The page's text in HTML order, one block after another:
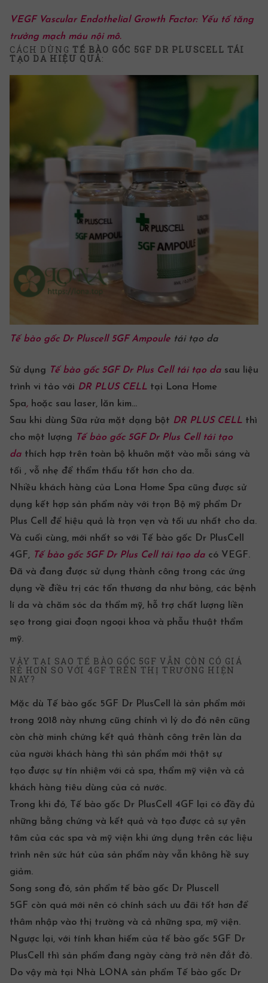
VEGF Vascular Endothelial Growth Factor: Yếu tố tăng
trưởng mạch máu nội mô.
CÁCH DÙNG TẾ BÀO GỐC 5GF DR PLUSCELLTÁI
TẠO DA HIỆU QUẢ:
Tế bào gốc Dr Pluscell 5GF Ampoule tái tạo da
Sử dụng Tế bào gốc 5GF Dr Plus Cell tái tạo da sau
liệu
trình vi tảo với DR PLUS CELL tại
Lona Home
Spa, hoặc sau laser, lăn kim…
Sau khi dùng Sữa rửa mặt dạng bột DR PLUS CELL thì
cho một lượng
Tế bào gốc 5GF Dr Plus Cell tái tạo
da thích hợp trên toàn bộ khuôn mặt vào mỗi sáng và
tối , vỗ nhẹ để thẩm thấu tốt hơn cho da.
Nhiều khách hàng của Lona Home Spa cũng được sử
dụng kết hợp sản phẩm này với trọn
Bộ mỹ phẩm Dr
Plus Cell để hiệu quả là trọn vẹn và tối ưu nhất cho da.
Và cuối cùng, mới nhất so với Tế bào gốc Dr PlusCell
4GF, Tế bào gốc 5GF Dr Plus Cell tái tạo da có VEGF.
Đã và đang được sử dụng thành công trong các ứng
dụng về điều trị các tổn thương da như bỏng, các bệnh
lí da và chăm sóc da thẩm mỹ, hỗ trợ chất lượng liền
sẹo trong giai đoạn ngoại khoa và phẫu thuật thẩm
mỹ.
VẬY TẠI SAO TẾ BÀO GỐC 5GF VẪN CÒN CÓ GIÁ
RẺ HƠN SO VỚI 4GF TRÊN THỊ TRƯỜNG HIỆN
NAY?
Mặc dù Tế bào gốc 5GF Dr PlusCell
là sản phẩm mới
trong 2018 này nhưng cũng chính vì lý do đó nên cũng
còn chờ minh chứng kết quả thành công trên làn da
của người khách hàng thì sản phẩm mới thật sự
tạo được sự tín nhiệm với cả spa, thẩm mỹ viện và cả
khách hàng tiêu dùng của cả nước.
Trong khi đó, Tế bào gốc Dr PlusCell 4GF lại có đầy đủ
những bằng chứng và kết quả và tạo được cả sự yên
tâm của các spa và mỹ viện khi ứng dụng trên các liệu
trình nên sức hút của sản phẩm này vẫn không hề suy
giảm.
Song song đó, sản phẩm tế bào gốc Dr Pluscell
5GF còn quá mới nên có chính sách ưu đãi tốt hơn để
thâm nhập vào thị trường và cả những spa, mỹ viện.
Ngược lại, với tính khan hiếm của tế bào gốc 5GF Dr
PlusCell
thì sản phẩm đang ngày càng trở nên đắt đỏ.
Do vậy mà tại Nhà LONA sản phẩm Tế bào gốc Dr